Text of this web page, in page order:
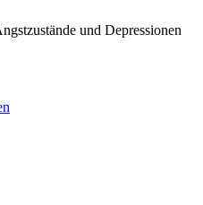
und Depressionen